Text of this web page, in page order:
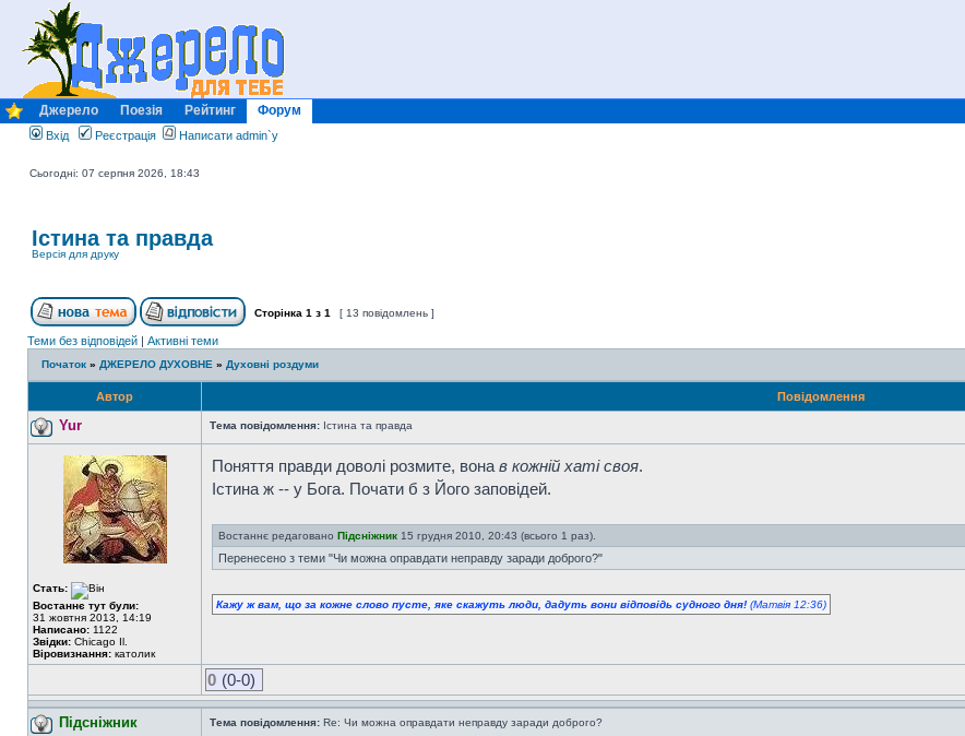
Джерело Поезія Рейтинг Форум
Вхід Реєстрація Написати admin`у
Сьогодні: 07 серпня 2026, 18:43
Істина та правда
Версія для друку
Сторінка 1 з 1 [ 13 повідомлень ]
Теми без відповідей | Активні теми
Початок » ДЖЕРЕЛО ДУХОВНЕ » Духовні роздуми
Автор Повідомлення
Yur Тема повідомлення: Істина та правда
Стать:
Востаннє тут були:
31 жовтня 2013, 14:19
Написано: 1122
Звідки: Chicago Il.
Віровизнання: католик
Поняття правди доволі розмите, вона в кожній хаті своя.
Істина ж -- у Бога. Почати б з Його заповідей.
Востаннє редаговано Підсніжник 15 грудня 2010, 20:43 (всього 1 раз).
Перенесено з теми "Чи можна оправдати неправду заради доброго?"
Кажу ж вам, що за кожне слово пусте, яке скажуть люди, дадуть вони відповідь судного дня! (Матвія 12:36)
0 (0-0)
Підсніжник Тема повідомлення: Re: Чи можна оправдати неправду заради доброго?